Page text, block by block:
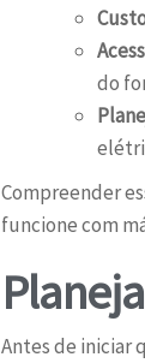
do
Compreender
funcione com
Antes de iniciar